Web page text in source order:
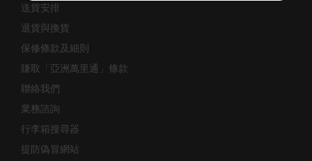
送貨安排
退貨與換貨
保修條款及細則
賺取「亞洲萬里通」條款
聯絡我們
業務諮詢
行李箱搜尋器
提防偽冒網站